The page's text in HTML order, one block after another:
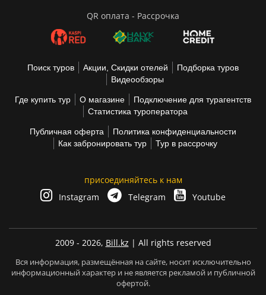
QR оплата - Рассрочка
Поиск туров Акции, Скидки отелей
Подборка туров
Видеообзоры
Где купить тур О магазине
Подключение для турагентств
Статистика туроператора
Публичная оферта
Политика конфиденциальности
Как забронировать тур
Тур в рассрочку
присоединяйтесь к нам
Instagram
Telegram Youtube
2009 - 2026, Bill.kz | All rights reserved
Вся информация, размещённая на сайте, носит исключительно
информационный характер и не является рекламой и публичной
офертой.